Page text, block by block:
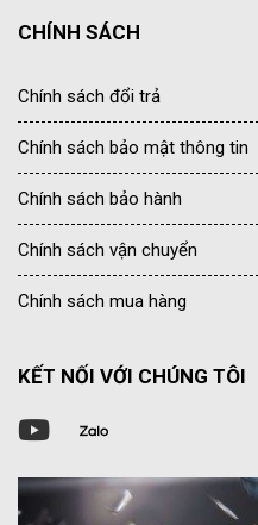
CHÍNH SÁCH
Chính sách đổi trả
Chính sách bảo mật thông tin
Chính sách bảo hành
Chính sách vận chuyển
Chính sách mua hàng
KẾT NỐI VỚI CHÚNG TÔI